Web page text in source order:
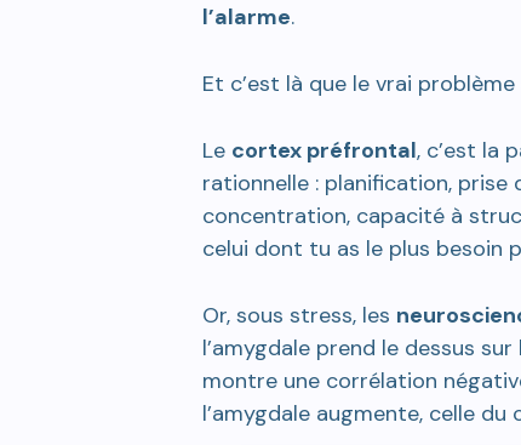
l’alarme.
Et c’est là que le vrai problème
Lecortex préfrontal, c’est la
rationnelle : planification, prise
concentration, capacité à
celui dont tu as le plus besoin
Or, sous stress, les
l’amygdale prend le dessus sur
montre une corrélation
l’amygdale augmente, celle